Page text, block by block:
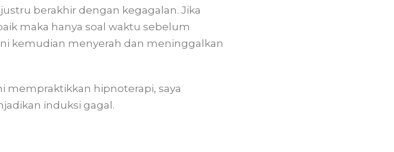
berakhir dengan kegagalan. Jika
maka hanya soal waktu sebelum
kemudian menyerah dan meninggalkan
mempraktikkan hipnoterapi, saya
induksi gagal.